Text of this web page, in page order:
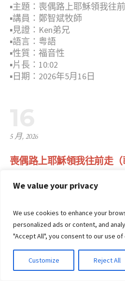
We value your privacy
We use cookies to enhance your
personalized ads or content, and
"Accept All", you consent to our use of
Customize Reject All
▪︎主題：喪偶路上耶穌領我往
▪︎講員：鄭智斌牧師
▪︎見證：Ken弟兄
▪︎語言：粤語
▪︎性質：福音性
▪︎片長：10:02
▪︎日期：2026年5月16日
5 月, 2026
喪偶路上耶穌領我往前走（
in佈道與宣教,華語,視頻,鄭智斌